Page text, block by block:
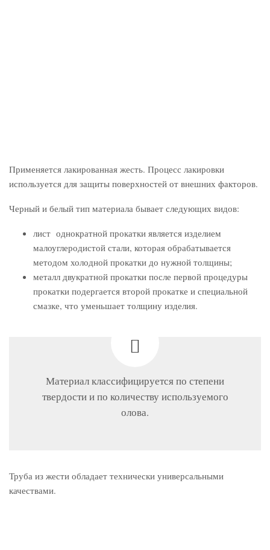
Применяется лакированная жесть. Процесс лакировки
используется для защиты поверхностей от внешних факторов.
Черный и белый тип материала бывает следующих видов:
лист однократной прокатки является изделием
малоуглеродистой стали, которая обрабатывается
методом холодной прокатки до нужной толщины;
металл двукратной прокатки после первой процедуры
прокатки подергается второй прокатке и специальной
смазке, что уменьшает толщину изделия.
Материал классифицируется по степени
твердости и по количеству используемого
олова.
Труба из жести обладает технически универсальными
качествами.